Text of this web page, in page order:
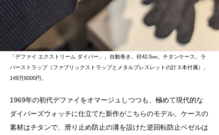
「デファイ エクストリーム ダイバー」。自動巻き。径42.5㎜。チタンケース。ラ
バーストラップ（ファブリックストラップとメタルブレスレットの計３本付属）。
149万6000円。
1969年の初代デファイをオマージュしつつも、極めて現代的な
ダイバーズウォッチに仕立てた新作がこちらのモデル。ケースの
素材はチタンで、滑り止め防止の溝を設けた逆回転防止ベゼルは